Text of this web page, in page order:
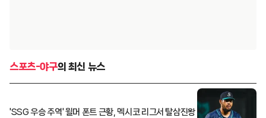
스포츠-야구의 최신 뉴스
'SSG 우승 주역' 윌머 폰트 근황, 멕시코 리그서 탈삼진왕